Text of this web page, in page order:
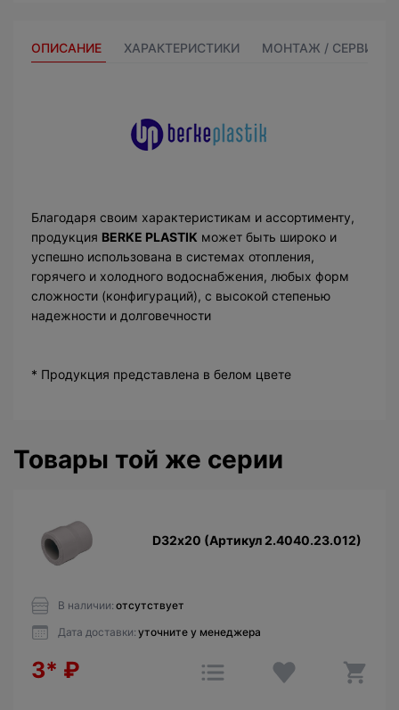
ОПИСАНИЕ ХАРАКТЕРИСТИКИ МОНТАЖ / СЕРВИС
Благодаря своим характеристикам и ассортименту,
продукция BERKE PLASTIK может быть широко и
успешно использована в системах отопления,
горячего и холодного водоснабжения, любых форм
сложности (конфигураций), с высокой степенью
надежности и долговечности
* Продукция представлена в белом цвете
Товары той же серии
D32х20 (Артикул 2.4040.23.012)
В наличии: отсутствует
Дата доставки: уточните у менеджера
3* ₽